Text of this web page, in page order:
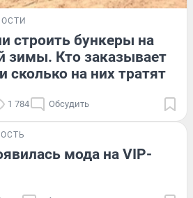
строить бункеры на
зимы. Кто заказывает
сколько на них тратят
1 784 Обсудить
мода на VIP-